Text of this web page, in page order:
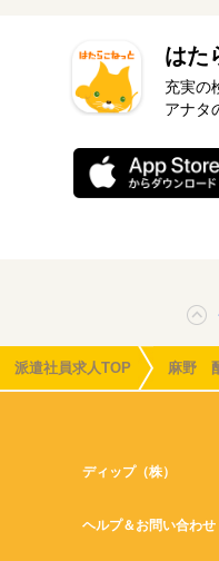
はた
充実の
アナタ
派遣社員求人TOP 麻野
ディップ（株）
ヘルプ＆お問い合わせ